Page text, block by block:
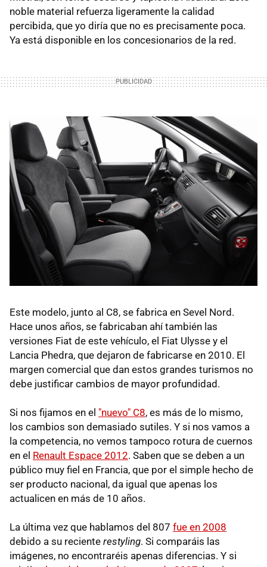
noble material refuerza ligeramente la calidad
percibida, que yo diría que no es precisamente poca.
Ya está disponible en los concesionarios de la red.
Este modelo, junto al C8, se fabrica en Sevel Nord.
Hace unos años, se fabricaban ahí también las
versiones Fiat de este vehículo, el Fiat Ulysse y el
Lancia Phedra, que dejaron de fabricarse en 2010. El
margen comercial que dan estos grandes turismos no
debe justificar cambios de mayor profundidad.
Si nos fijamos en el "nuevo" C8, es más de lo mismo,
los cambios son demasiado sutiles. Y si nos vamos a
la competencia, no vemos tampoco rotura de cuernos
en el Renault Espace 2012. Saben que se deben a un
público muy fiel en Francia, que por el simple hecho de
ser producto nacional, da igual que apenas los
actualicen en más de 10 años.
La última vez que hablamos del 807 fue en 2008
debido a su reciente restyling. Si comparáis las
imágenes, no encontraréis apenas diferencias. Y si